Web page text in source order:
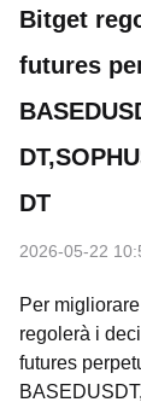
Bitget
futures
DT
2026-05-22
Per
regolerà i
futures